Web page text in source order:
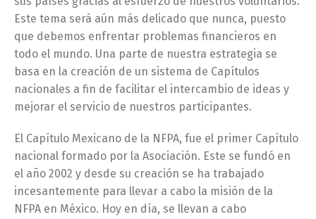
Este tema será aún más delicado que nunca, puesto
que debemos enfrentar problemas financieros en
todo el mundo. Una parte de nuestra estrategia se
basa en la creación de un sistema de Capítulos
nacionales a fin de facilitar el intercambio de ideas y
mejorar el servicio de nuestros participantes.
El Capítulo Mexicano de la NFPA, fue el primer Capítulo
nacional formado por la Asociación. Este se fundó en
el año 2002 y desde su creación se ha trabajado
incesantemente para llevar a cabo la misión de la
NFPA en México. Hoy en día, se llevan a cabo